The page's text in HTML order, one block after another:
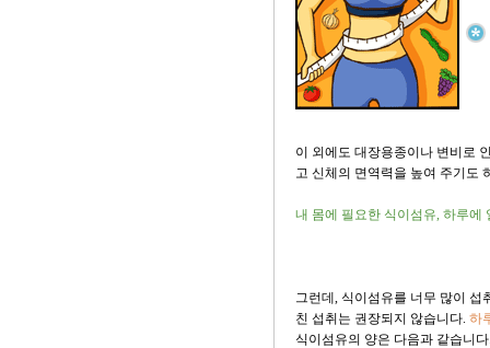
이 외에도 대장용종이나 변비로
고 신체의 면역력을 높여 주기도
내 몸에 필요한 식이섬유, 하루에
그런데, 식이섬유를 너무 많이 섭
친 섭취는 권장되지 않습니다. 하
식이섬유의 양은 다음과 같습니